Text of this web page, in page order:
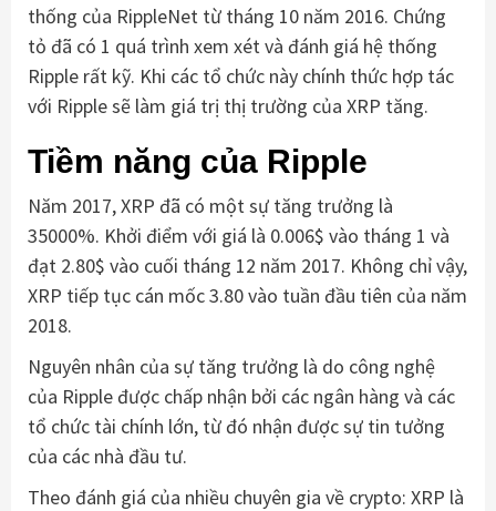
thống của RippleNet từ tháng 10 năm 2016. Chứng
tỏ đã có 1 quá trình xem xét và đánh giá hệ thống
Ripple rất kỹ. Khi các tổ chức này chính thức hợp tác
với Ripple sẽ làm giá trị thị trường của XRP tăng.
Tiềm năng của Ripple
Năm 2017, XRP đã có một sự tăng trưởng là
35000%. Khởi điểm với giá là 0.006$ vào tháng 1 và
đạt 2.80$ vào cuối tháng 12 năm 2017. Không chỉ vậy,
XRP tiếp tục cán mốc 3.80 vào tuần đầu tiên của năm
2018.
Nguyên nhân của sự tăng trưởng là do công nghệ
của Ripple được chấp nhận bởi các ngân hàng và các
tổ chức tài chính lớn, từ đó nhận được sự tin tưởng
của các nhà đầu tư.
Theo đánh giá của nhiều chuyên gia về crypto: XRP là